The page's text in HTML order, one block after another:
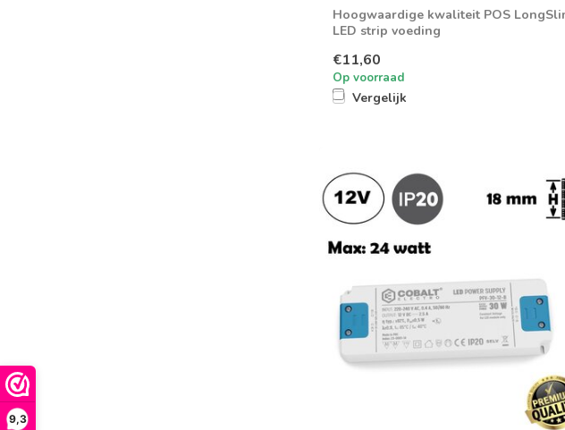
9,3
Hoogwaardige kwaliteit POS
LED strip voeding
€11,60
Op voorraad
Vergelijk